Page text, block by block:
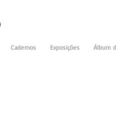
Cadernos Exposições Álbum